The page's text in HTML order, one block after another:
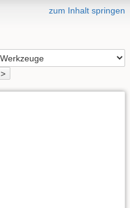
zum Inhalt springen
>